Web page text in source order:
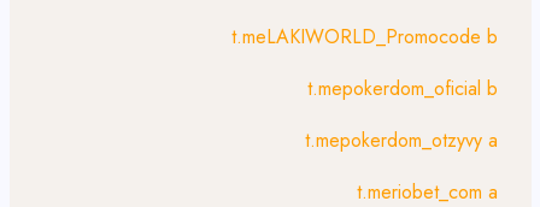
t.meLAKIWORLD_Promocode b
t.mepokerdom_oficial b
t.mepokerdom_otzyvy a
t.meriobet_com a